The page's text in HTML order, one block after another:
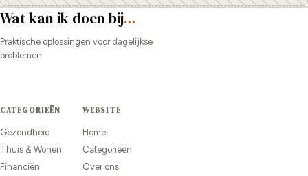
Wat kan ik doen bij...
Praktische oplossingen voor dagelijkse
problemen.
CATEGORIEËN
Gezondheid
Thuis & Wonen
Financiën
WEBSITE
Home
Categorieën
Over ons